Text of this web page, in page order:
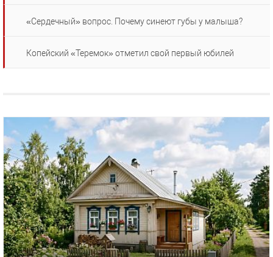
«Сердечный» вопрос. Почему синеют губы у малыша?
Копейский «Теремок» отметил свой первый юбилей